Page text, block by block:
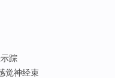
踪
觉神经束